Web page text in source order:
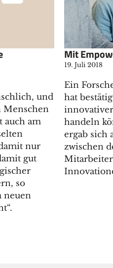
und
Menschen
auch am
nur
gut
so
neuen
Mit
19. Juli 2018
Ein
hat
handeln
ergab sich
zwischen